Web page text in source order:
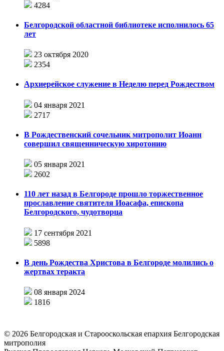
4284
Белгородской областной библиотеке исполнилось 65
лет
23 октября 2020
2354
Архиерейское служение в Неделю перед Рождеством
04 января 2021
2717
В Рождественский сочельник митрополит Иоанн
совершил священническую хиротонию
05 января 2021
2602
110 лет назад в Белгороде прошло торжественное
прославление святителя Иоасафа, епископа
Белгородского, чудотворца
17 сентября 2021
5898
В день Рождества Христова в Белгороде молились о
жертвах теракта
08 января 2024
1816
© 2026 Белгородская и Старооскольская епархия Белгородская
митрополия